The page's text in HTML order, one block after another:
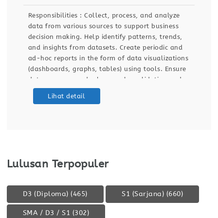
Responsibilities : Collect, process, and analyze
data from various sources to support business
decision making. Help identify patterns, trends,
and insights from datasets. Create periodic and
ad-hoc reports in the form of data visualizations
(dashboards, graphs, tables) using tools. Ensure
data accuracy and relevance by validating and
maintaining databases and dashboards. Support
ETL (Extract, Transform, Load) processes for data
Lihat detail
Lulusan Terpopuler
D3 (Diploma) (465) S1 (Sarjana) (660)
SMA / D3 / S1 (302)